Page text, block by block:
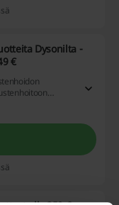
Dysonilta -
€